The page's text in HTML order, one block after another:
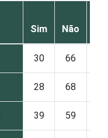
Sim Não
30 66
28 68
39 59